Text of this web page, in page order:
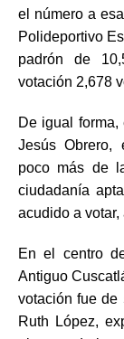
el número a
Polideportivo
padrón de
votación 2,678
De igual
Jesús Obrero,
poco más de
ciudadanía
acudido a
En el centro
Antiguo
votación fue de
Ruth López,